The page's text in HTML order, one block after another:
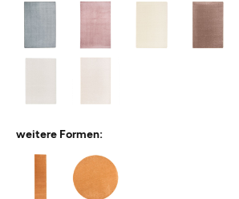
weitere Formen: